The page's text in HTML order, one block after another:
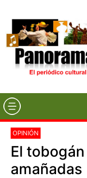
OPINIÓN
El
amañadas